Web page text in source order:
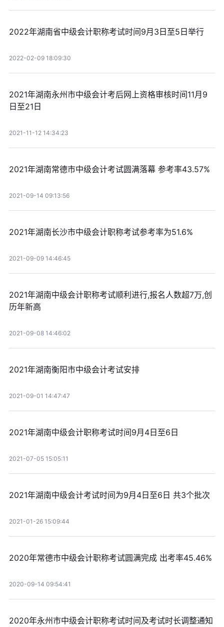
2022年湖南省中级会计职称考试时间9月3日至5日举行
2022-02-09 18:09:30
2021年湖南永州市中级会计考后网上资格审核时间11月9
日至21日
2021-11-12 14:34:23
2021年湖南常德市中级会计考试圆满落幕 参考率43.57%
2021-09-14 09:13:56
2021年湖南长沙市中级会计职称考试参考率为51.6%
2021-09-09 14:46:45
2021年湖南中级会计职称考试顺利进行,报名人数超7万,创
历年新高
2021-09-08 14:46:02
2021年湖南衡阳市中级会计考试安排
2021-09-01 14:47:47
2021年湖南中级会计职称考试时间9月4日至6日
2021-07-05 15:05:11
2021年湖南中级会计考试时间为9月4日至6日 共3个批次
2021-01-26 15:09:44
2020年常德市中级会计职称考试圆满完成 出考率45.46%
2020-09-14 09:54:41
2020年永州市中级会计职称考试时间及考试时长调整通知